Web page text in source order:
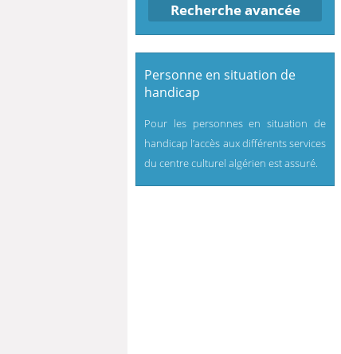
Recherche avancée
Personne en situation de
handicap
Pour les personnes en situation de
handicap l’accès aux différents services
du centre culturel algérien est assuré.